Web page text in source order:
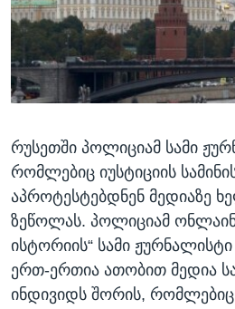
ᲡᲢᲣᲓᲘᲐ ᲕᲐᲨᲘᲜᲒᲢᲝᲜᲘ
ᲔᲙᲝᲜᲝᲛᲘᲙᲐ
ᲯᲐᲜᲛᲠᲗᲔᲚᲝᲑᲐ
ᲛᲔᲪᲜᲘᲔᲠᲔᲑᲐ
ᲙᲣᲚᲢᲣᲠᲐ
ᲒᲐᲚᲘᲚᲔᲝ
ᲓᲔᲖᲘᲜᲤᲝᲠᲛᲐᲪᲘᲐ
Learning English
ᲗᲕᲐᲚᲘ ᲒᲕᲐᲓᲔᲕᲜᲔᲗ
ენები
რუსეთში პოლიციამ სამი
რომლებიც იუსტიციის
აპროტესტებდნენ მედიაზე
ზეწოლას. პოლიციამ ონლაინ
ისტორიის“ სამი
ერთ-ერთია ათობით მედია
ინდივიდს შორის, რომლებიც